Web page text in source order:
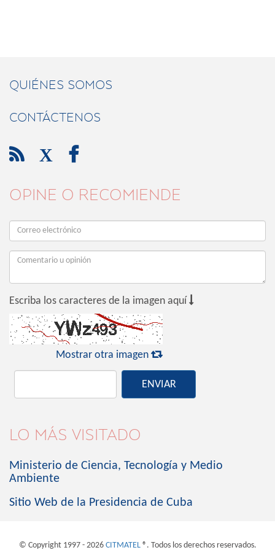
QUIÉNES SOMOS
CONTÁCTENOS
 X 
OPINE O RECOMIENDE
Escriba los caracteres de la imagen aquí 
Mostrar otra imagen 
ENVIAR
LO MÁS VISITADO
Ministerio de Ciencia, Tecnología y Medio
Ambiente
Sitio Web de la Presidencia de Cuba
© Copyright 1997 - 2026 CITMATEL®. Todos los derechos reservados.